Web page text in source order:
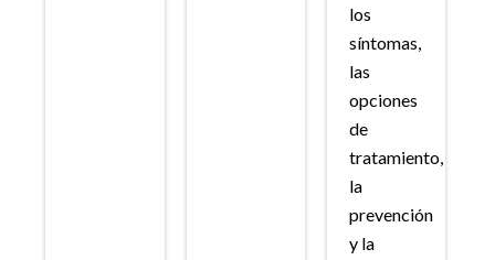
los
síntomas,
las
opciones
de
tratamiento,
la
prevención
y la